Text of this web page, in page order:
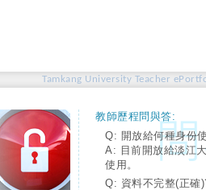
Tamkang University Teacher
教師歷程問與答:
Q: 開放給何種身份
A: 目前開放給淡江
使用。
Q: 資料不完整(正確